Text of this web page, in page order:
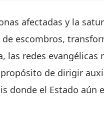
afectadas y la
escombros,
las redes
de dirigir
donde el Estado aún